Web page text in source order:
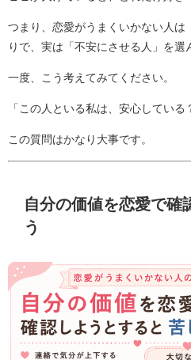
つまり、恋愛がうまくいかない人は
りで、実は「不安にさせる人」を選
一度、こう考えてみてください。
「この人といる私は、安心している
この質問はかなり大事です。
自分の価値を恋愛で確
う